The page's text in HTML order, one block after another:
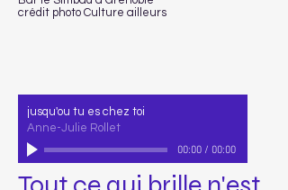
crédit photo Culture ailleurs
jusqu'ou tu es chez toi
Anne-Julie Rollet
00:00/ 00:00